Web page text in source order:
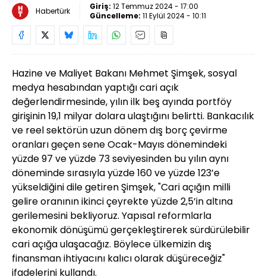
Habertürk Giriş: 12 Temmuz 2024 - 17:00
Güncelleme: 11 Eylül 2024 - 10:11
Hazine ve Maliyet Bakanı Mehmet Şimşek, sosyal
medya hesabından yaptığı cari açık
değerlendirmesinde, yılın ilk beş ayında portföy
girişinin 19,1 milyar dolara ulaştığını belirtti. Bankacılık
ve reel sektörün uzun dönem dış borç çevirme
oranları geçen sene Ocak-Mayıs dönemindeki
yüzde 97 ve yüzde 73 seviyesinden bu yılın aynı
döneminde sırasıyla yüzde 160 ve yüzde 123’e
yükseldiğini dile getiren Şimşek, "Cari açığın milli
gelire oranının ikinci çeyrekte yüzde 2,5’in altına
gerilemesini bekliyoruz. Yapısal reformlarla
ekonomik dönüşümü gerçekleştirerek sürdürülebilir
cari açığa ulaşacağız. Böylece ülkemizin dış
finansman ihtiyacını kalıcı olarak düşüreceğiz"
ifadelerini kullandı.